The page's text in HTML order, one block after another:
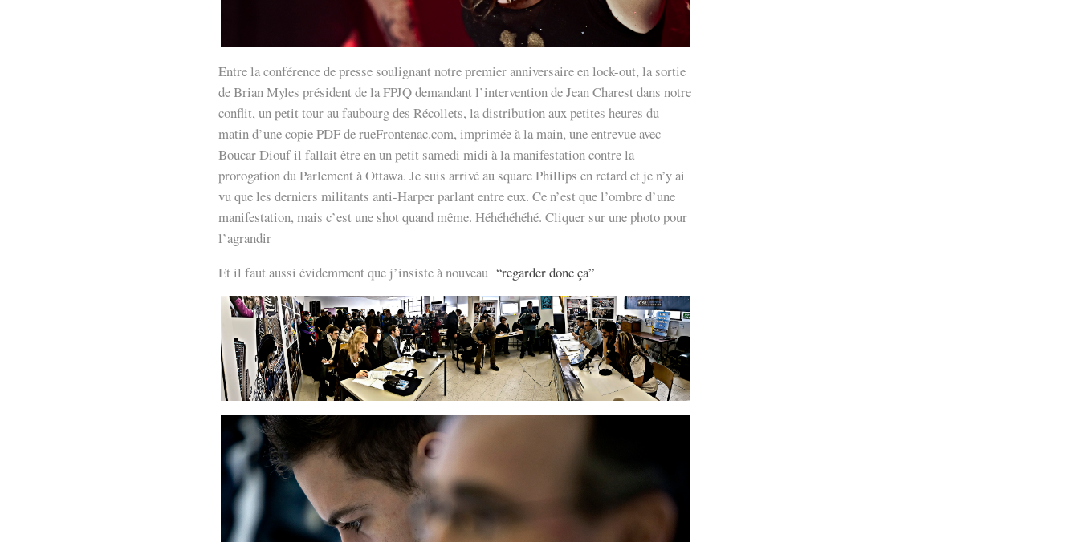
Entre la conférence de presse soulignant notre premier anniversaire en lock-out, la sortie
de Brian Myles président de la FPJQ demandant l’intervention de Jean Charest dans notre
conflit, un petit tour au faubourg des Récollets, la distribution aux petites heures du
matin d’une copie PDF de rueFrontenac.com, imprimée à la main, une entrevue avec
Boucar Diouf il fallait être en un petit samedi midi à la manifestation contre la
prorogation du Parlement à Ottawa. Je suis arrivé au square Phillips en retard et je n’y ai
vu que les derniers militants anti-Harper parlant entre eux. Ce n’est que l’ombre d’une
manifestation, mais c’est une shot quand même. Héhéhéhéhé. Cliquer sur une photo pour
l’agrandir
Et il faut aussi évidemment que j’insiste à nouveau “regarder donc ça”